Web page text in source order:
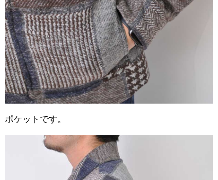
ポケットです。